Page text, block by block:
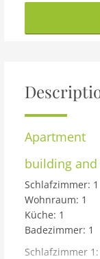
Apartment
building
Schlafzimmer: 1
Wohnraum: 1
Küche: 1
Badezimmer: 1
Schlafzimmer